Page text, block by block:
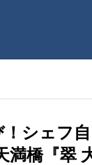
シェフ
橋『翠